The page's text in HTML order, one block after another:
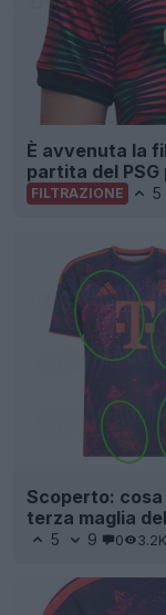
È avvenuta la
partita del
FILTRAZIONE 5
Scoperto:
terza maglia
5 9 0 3.2K